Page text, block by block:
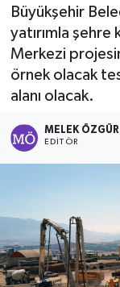
Büyükşehir
yatırımla şehre
Merkezi
örnek olacak
alanı olacak.
MELEK ÖZGÜR
EDITÖR
Politika
Sağlık
Spor
Tarih -
Haber